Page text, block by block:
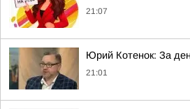
21:07
Юрий Котенок: За
21:01